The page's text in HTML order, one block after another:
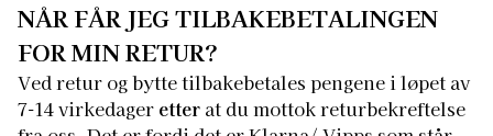
NÅR FÅR JEG TILBAKEBETALINGEN
FOR MIN RETUR?
Ved retur og bytte tilbakebetales pengene i løpet av
7-14 virkedager etter at du mottok returbekreftelse